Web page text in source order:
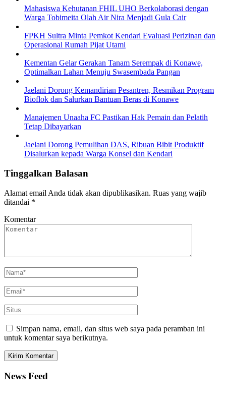
Mahasiswa Kehutanan FHIL UHO Berkolaborasi dengan
Warga Tobimeita Olah Air Nira Menjadi Gula Cair
FPKH Sultra Minta Pemkot Kendari Evaluasi Perizinan dan
Operasional Rumah Pijat Utami
Kementan Gelar Gerakan Tanam Serempak di Konawe,
Optimalkan Lahan Menuju Swasembada Pangan
Jaelani Dorong Kemandirian Pesantren, Resmikan Program
Bioflok dan Salurkan Bantuan Beras di Konawe
Manajemen Unaaha FC Pastikan Hak Pemain dan Pelatih
Tetap Dibayarkan
Jaelani Dorong Pemulihan DAS, Ribuan Bibit Produktif
Disalurkan kepada Warga Konsel dan Kendari
Tinggalkan Balasan
Alamat email Anda tidak akan dipublikasikan. Ruas yang wajib
ditandai *
Komentar
Simpan nama, email, dan situs web saya pada peramban ini
untuk komentar saya berikutnya.
News Feed